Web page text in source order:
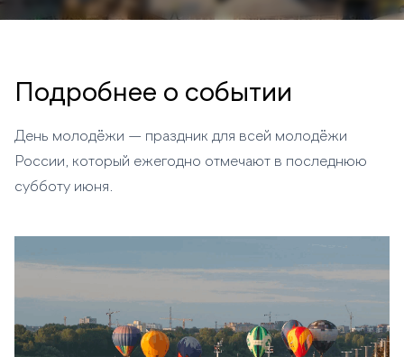
Подробнее о событии
День молодёжи — праздник для всей молодёжи
России, который ежегодно отмечают в последнюю
субботу июня.